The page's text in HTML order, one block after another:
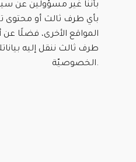
بأننا غير مسؤولين عن
بأي طرف ثالث أو محتوى
المواقع الأخرى، فضلًا عن
طرف ثالث ننقل إليه
الخصوصيّة.